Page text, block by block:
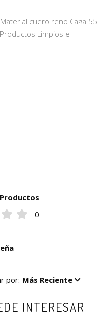
cuero reno Ca¤a 55
Limpios e
0
por: Más Reciente
INTERESAR